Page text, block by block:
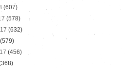
(607)
(578)
(632)
(579)
(456)